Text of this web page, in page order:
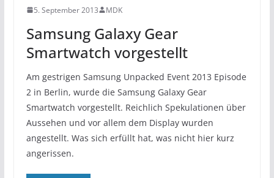
5. September 2013 MDK
Samsung Galaxy Gear
Smartwatch vorgestellt
Am gestrigen Samsung Unpacked Event 2013 Episode
2 in Berlin, wurde die Samsung Galaxy Gear
Smartwatch vorgestellt. Reichlich Spekulationen über
Aussehen und vor allem dem Display wurden
angestellt. Was sich erfüllt hat, was nicht hier kurz
angerissen.